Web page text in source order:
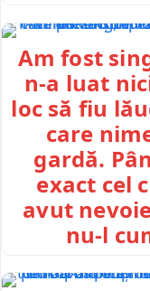
Am fost
n-a luat
loc să fiu
care
gardă.
exact cel
avut
nu-l